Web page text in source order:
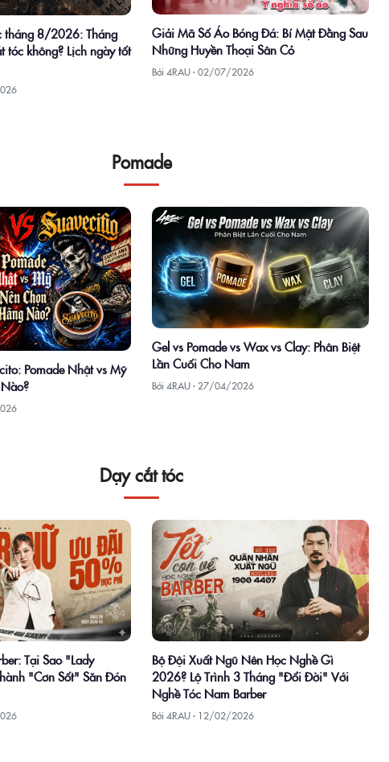
tháng 8/2026: Tháng
tóc không? Lịch ngày tốt
Giải Mã Số Áo Bóng Đá: Bí Mật Đằng Sau
Những Huyền Thoại Sân Cỏ
Bởi 4RAU ·02/07/2026
Pomade
Pomade Nhật vs Mỹ
Gel vs Pomade vs Wax vs Clay: Phân Biệt
Lần Cuối Cho Nam
Bởi 4RAU · 27/04/2026
Dạy cắt tóc
Tại Sao "Lady
"Cơn Sốt" Săn Đón
Bộ Đội Xuất Ngũ Nên Học Nghề Gì
2026? Lộ Trình 3 Tháng "Đổi Đời" Với
Nghề Tóc Nam Barber
Bởi 4RAU · 12/02/2026